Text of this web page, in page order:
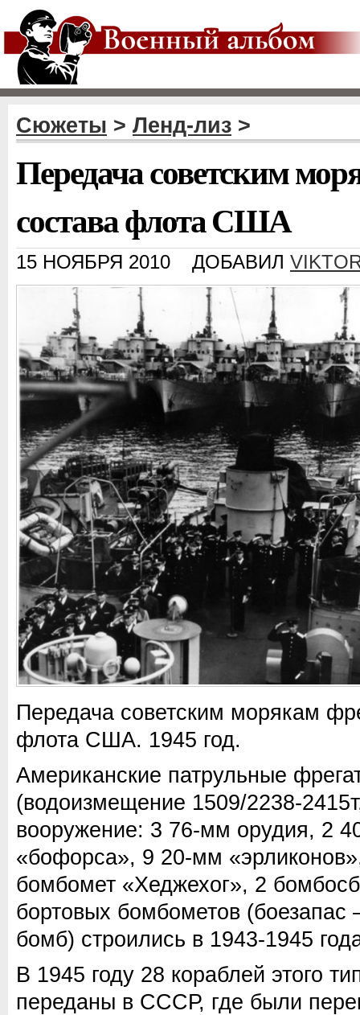
Сюжеты > Ленд-лиз >
Передача советским
состава флота США
15 НОЯБРЯ 2010 ДОБАВИЛ
Передача советским морякам
флота США. 1945 год.
Американские патрульные
(водоизмещение 1509/2238-
вооружение: 3 76-мм орудия, 2
«бофорса», 9 20-мм
бомбомет «Хеджехог», 2
бортовых бомбометов
бомб) строились в 1943-1945
В 1945 году 28 кораблей этого
переданы в СССР, где были